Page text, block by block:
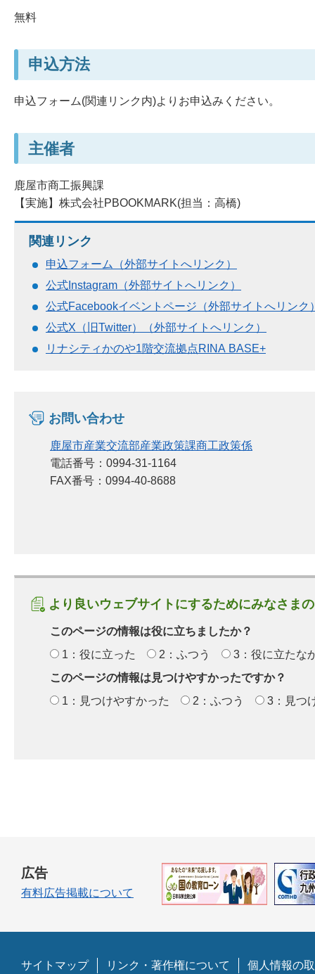
無料
申込方法
申込フォーム(関連リンク内)よりお申込みください。
主催者
鹿屋市商工振興課
【実施】株式会社PBOOKMARK(担当：高橋)
関連リンク
申込フォーム（外部サイトへリンク）
公式Instagram（外部サイトへリンク）
公式Facebookイベントページ（外部サイトへリンク
公式X（旧Twitter）（外部サイトへリンク）
リナシティかのや1階交流拠点RINA BASE+
お問い合わせ
鹿屋市産業交流部産業政策課商工政策係
電話番号：0994-31-1164
FAX番号：0994-40-8688
より良いウェブサイトにするためにみなさま
このページの情報は役に立ちましたか？
1：役に立った
2：ふつう
3：役に立たな
このページの情報は見つけやすかったですか？
1：見つけやすかった
2：ふつう 3：見つ
広告
有料広告掲載について
サイトマップ リンク・著作権について 個人情報の